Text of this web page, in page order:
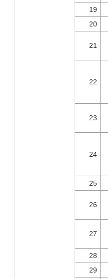
19
20
21
22
23
24
25
26
27
28
29